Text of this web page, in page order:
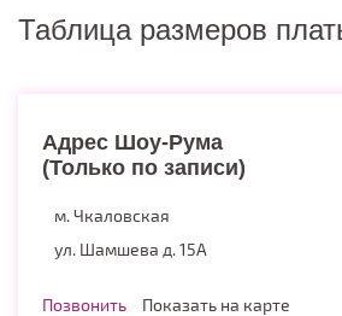
Таблица размеров
Адрес Шоу-Рума
(Только по записи)
м. Чкаловская
ул. Шамшева д. 15А
Позвонить Показать на карте